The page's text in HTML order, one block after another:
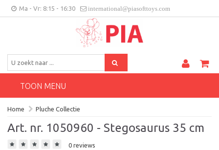
Ma - Vr: 8:15 - 16:30 international@piasofttoys.com
Klantenfeedback
BE/NL
TOON MENU
Home Pluche Collectie
Art. nr. 1050960 - Stegosaurus 35 cm
0 reviews